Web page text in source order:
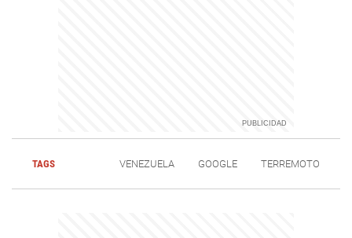
TAGS VENEZUELA GOOGLE TERREMOTO